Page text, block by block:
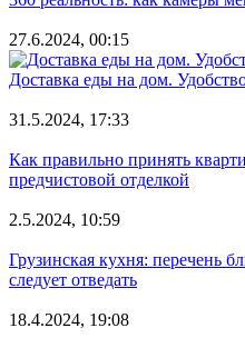
27.6.2024, 00:15
Доставка еды на дом.
31.5.2024, 17:33
Как правильно принять
предчистовой отделкой
2.5.2024, 10:59
Грузинская кухня: перечень
следует отведать
18.4.2024, 19:08